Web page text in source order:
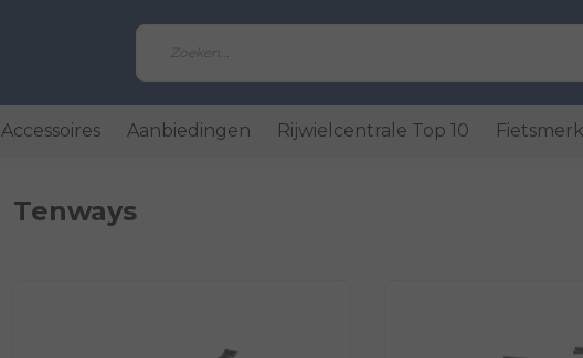
Accessoires Aanbiedingen Rijwielcentrale Top 10
Tenways